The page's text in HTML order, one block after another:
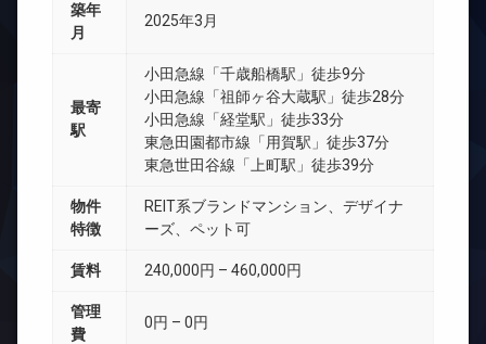
築年
月
2025年3月
最寄
駅
小田急線「千歳船橋駅」徒歩9分
小田急線「祖師ヶ谷大蔵駅」徒歩28分
小田急線「経堂駅」徒歩33分
東急田園都市線「用賀駅」徒歩37分
東急世田谷線「上町駅」徒歩39分
物件
特徴
REIT系ブランドマンション、デザイナ
ーズ、ペット可
賃料 240,000円 – 460,000円
管理
費
0円 – 0円